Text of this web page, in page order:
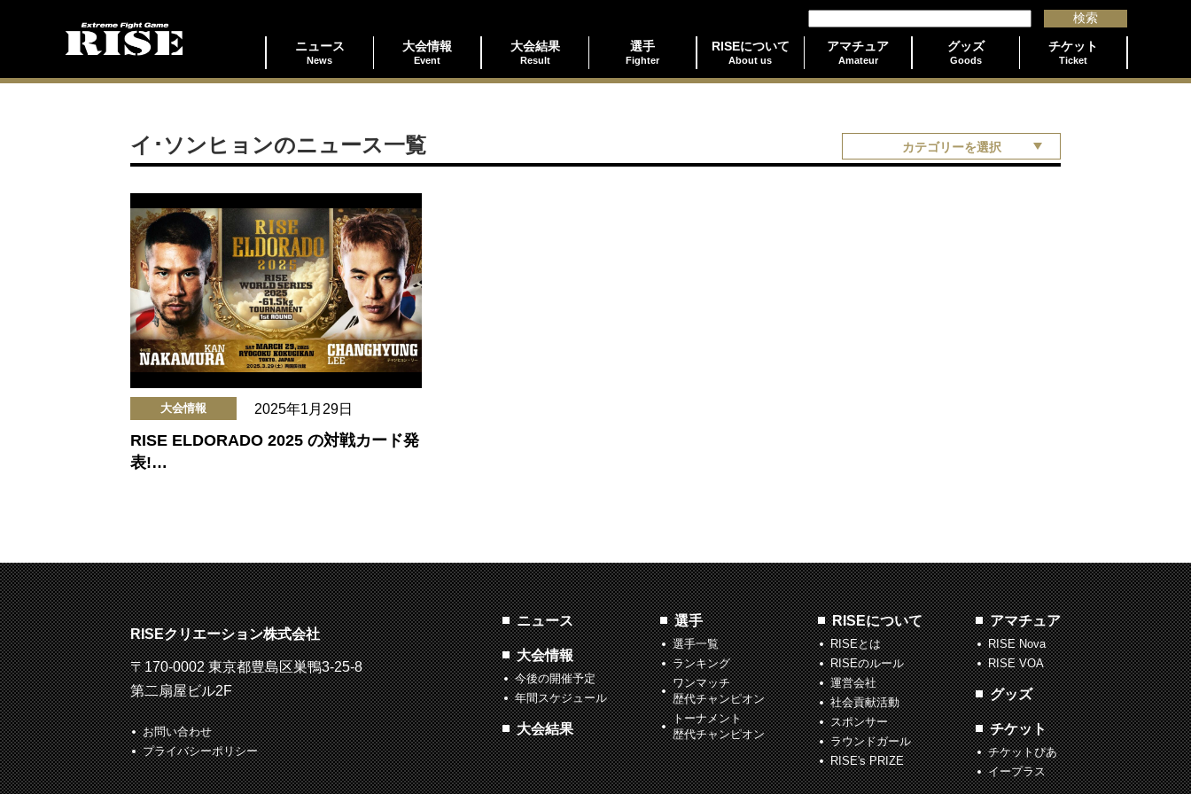
ニュース
News
大会情報
Event
大会結果
Result
選手
Fighter
RISEについて
About us
アマチュア
Amateur
グッズ
Goods
チケット
Ticket
カテゴリーを選択
イ･ソンヒョンのニュース一覧
大会情報 2025年1月29日
RISE ELDORADO 2025 の対戦カード発
表!…
RISEクリエーション株式会社
〒170-0002 東京都豊島区巣鴨3-25-8
第二扇屋ビル2F
お問い合わせ
プライバシーポリシー
ニュース
大会情報
今後の開催予定
年間スケジュール
大会結果
選手
選手一覧
ランキング
ワンマッチ
歴代チャンピオン
トーナメント
歴代チャンピオン
RISEについて
RISEとは
RISEのルール
運営会社
社会貢献活動
スポンサー
ラウンドガール
RISE's PRIZE
アマチュア
RISE Nova
RISE VOA
グッズ
チケット
チケットぴあ
イープラス